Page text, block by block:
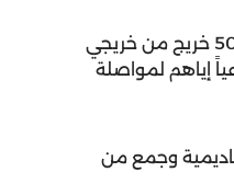
بعد ذلك كرم الشيخ سالم بن عبدالرحمن القاسمي الطلاب المتفوقين البالغ عددهم 50 خريج من خريجي
إياهم لمواصلة
وجمع من